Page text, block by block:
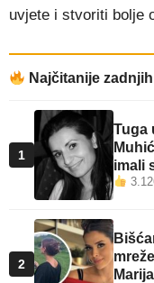
uvjete i stvoriti bolje
Najčitanije
1
Tuga
imali
2